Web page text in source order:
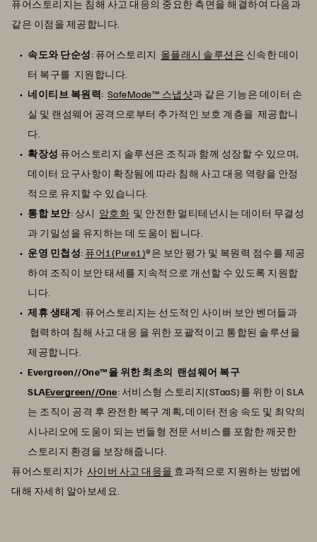
퓨어스토리지는 침해 사고 대응의 중요한 측면을 해결하여 다음과
같은 이점을 제공합니다.
속도와 단순성: 퓨어스토리지 올플래시 솔루션은 신속한 데이
터 복구를 지원합니다.
네이티브 복원력: SafeMode™ 스냅샷과 같은 기능은 데이터 손
실 및 랜섬웨어 공격으로부터 추가적인 보호 계층을 제공합니
다.
확장성 퓨어스토리지 솔루션은 조직과 함께 성장할 수 있으며,
데이터 요구사항이 확장됨에 따라 침해 사고 대응 역량을 안정
적으로 유지할 수 있습니다.
통합 보안: 상시 암호화 및 안전한 멀티테넌시는 데이터 무결성
과 기밀성을 유지하는 데 도움이 됩니다.
운영 민첩성: 퓨어1(Pure1)®은 보안 평가 및 복원력 점수를 제공
하여 조직이 보안 태세를 지속적으로 개선할 수 있도록 지원합
니다.
제휴 생태계: 퓨어스토리지는 선도적인 사이버 보안 벤더들과
협력하여 침해 사고 대응 을 위한 포괄적이고 통합된 솔루션을
제공합니다.
Evergreen//One™을 위한 최초의 랜섬웨어 복구
SLAEvergreen//One: 서비스형 스토리지(STaaS)를 위한 이 SLA
는 조직이 공격 후 완전한 복구 계획, 데이터 전송 속도 및 최악의
시나리오에 도움이 되는 번들형 전문 서비스를 포함한 깨끗한
스토리지 환경을 보장해줍니다.
퓨어스토리지가 사이버 사고 대응을 효과적으로 지원하는 방법에
대해 자세히 알아보세요.